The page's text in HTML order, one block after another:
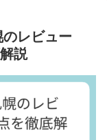
レビュー
説